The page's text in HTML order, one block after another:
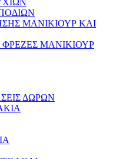
ΜΑΝΙΚΙΟΥΡ ΚΑΙ
ΜΑΝΙΚΙΟΥΡ
ΔΩΡΩΝ